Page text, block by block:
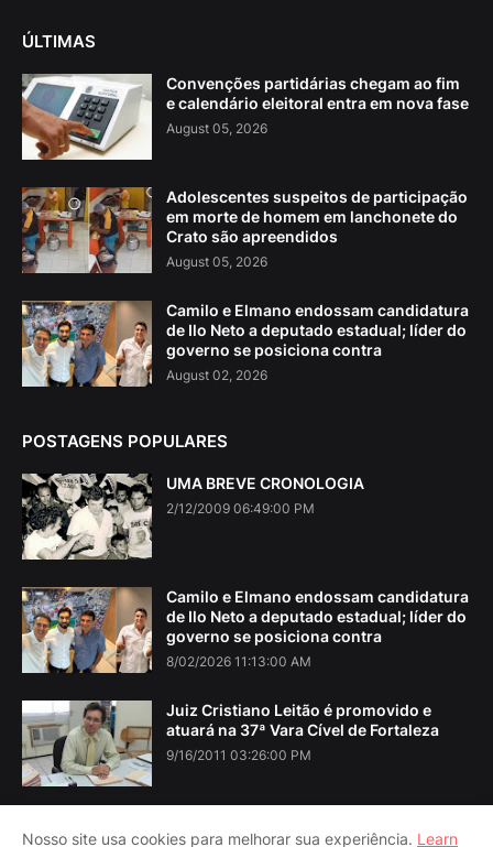
ÚLTIMAS
Convenções partidárias chegam ao fim
e calendário eleitoral entra em nova fase
August 05, 2026
Adolescentes suspeitos de participação
em morte de homem em lanchonete do
Crato são apreendidos
August 05, 2026
Camilo e Elmano endossam candidatura
de Ilo Neto a deputado estadual; líder do
governo se posiciona contra
August 02, 2026
POSTAGENS POPULARES
UMA BREVE CRONOLOGIA
2/12/2009 06:49:00 PM
Camilo e Elmano endossam candidatura
de Ilo Neto a deputado estadual; líder do
governo se posiciona contra
8/02/2026 11:13:00 AM
Juiz Cristiano Leitão é promovido e
atuará na 37ª Vara Cível de Fortaleza
9/16/2011 03:26:00 PM
Nosso site usa cookies para melhorar sua experiência. Learn